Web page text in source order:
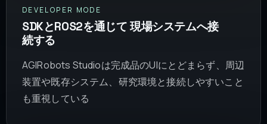
DEVELOPER MODE
SDKとROS2を通じて 現場システムへ接
続する
AGIRobots Studioは完成品のUIにとどまらず、周辺
装置や既存システム、研究環境と接続しやすいこと
も重視している